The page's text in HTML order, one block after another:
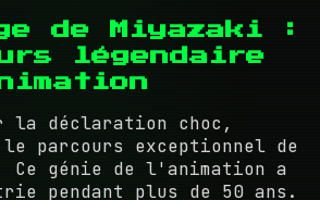
de Miyazaki :
légendaire
la déclaration choc,
le parcours exceptionnel de
Ce génie de l'animation a
pendant plus de 50 ans.